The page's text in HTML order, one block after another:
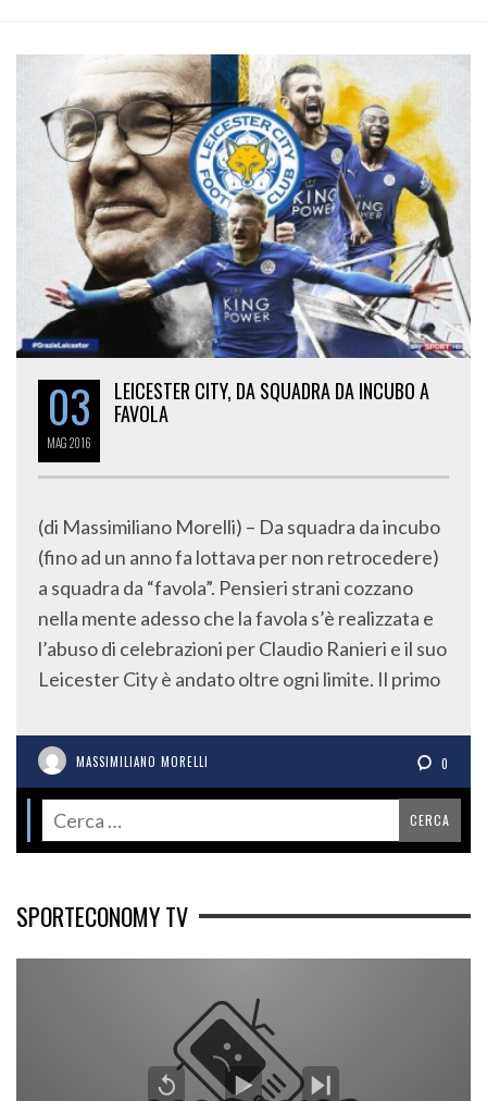
03
MAG2016
LEICESTER CITY, DA SQUADRA DA INCUBO A
FAVOLA
(di Massimiliano Morelli) – Da squadra da incubo
(fino ad un anno fa lottava per non retrocedere)
a squadra da “favola”. Pensieri strani cozzano
nella mente adesso che la favola s’è realizzata e
l’abuso di celebrazioni per Claudio Ranieri e il suo
Leicester City è andato oltre ogni limite. Il primo
MASSIMILIANO MORELLI 0
SPORTECONOMY TV